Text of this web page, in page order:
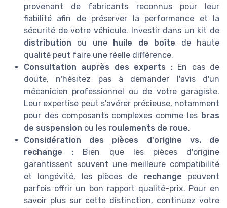
provenant de fabricants reconnus pour leur
fiabilité afin de préserver la performance et la
sécurité de votre véhicule. Investir dans un kit de
distribution ou une huile de boîte de haute
qualité peut faire une réelle différence.
Consultation auprès des experts :En cas de
doute, n'hésitez pas à demander l'avis d'un
mécanicien professionnel ou de votre garagiste.
Leur expertise peut s'avérer précieuse, notamment
pour des composants complexes comme les bras
de suspension ou les roulements de roue.
Considération des pièces d'origine vs. de
rechange : Bien que les pièces d'origine
garantissent souvent une meilleure compatibilité
et longévité, les pièces de rechange peuvent
parfois offrir un bon rapport qualité-prix. Pour en
savoir plus sur cette distinction, continuez votre